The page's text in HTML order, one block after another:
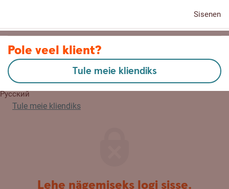
Sisenen
English
Русский
Tule meie kliendiks
Pole veel klient?
Tule meie kliendiks
Lehe nägemiseks logi sisse.